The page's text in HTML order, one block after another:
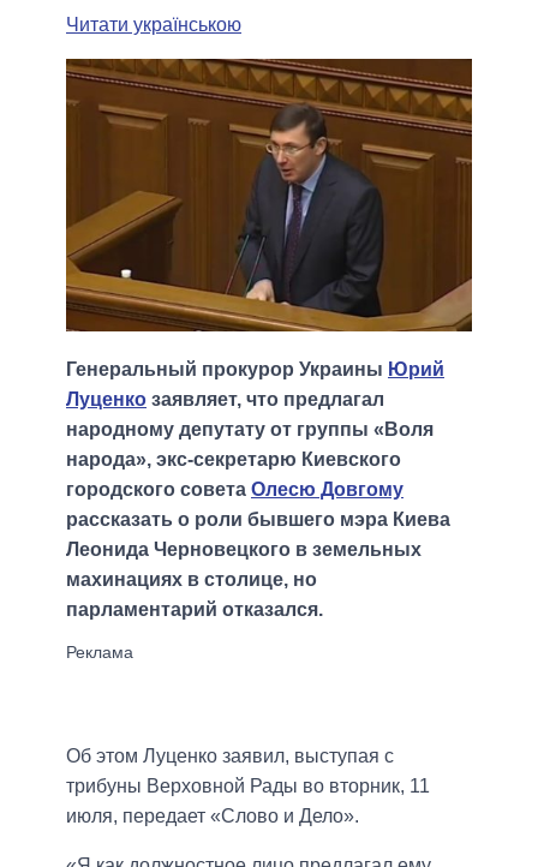
Читати українською
Генеральный прокурор Украины Юрий
Луценко заявляет, что предлагал
народному депутату от группы «Воля
народа», экс-секретарю Киевского
городского совета Олесю Довгому
рассказать о роли бывшего мэра Киева
Леонида Черновецкого в земельных
махинациях в столице, но
парламентарий отказался.
Об этом Луценко заявил, выступая с
трибуны Верховной Рады во вторник, 11
июля, передает «Слово и Дело».